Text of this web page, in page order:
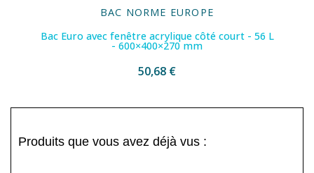
BAC NORME EUROPE
Bac Euro avec fenêtre acrylique côté court - 56 L
- 600×400×270 mm
50,68 €
Produits que vous avez déjà vus :